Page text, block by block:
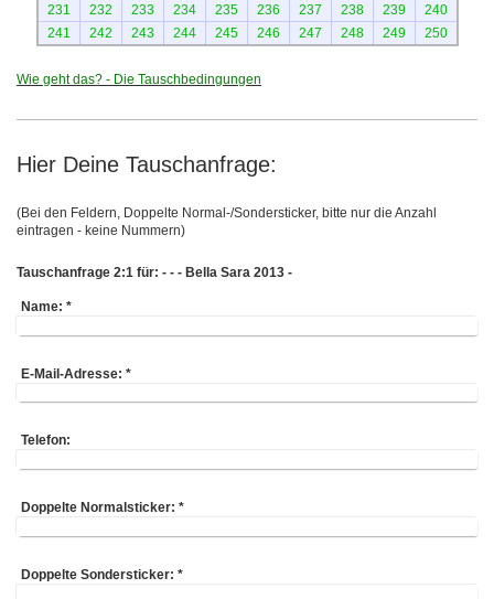
231
232 233 234 235 236 237 238 239
240
241
242 243 244 245 246 247 248 249 250
Wie geht das? - Die Tauschbedingungen
Hier Deine Tauschanfrage:
(Bei den Feldern, Doppelte Normal-/Sondersticker, bitte nur die Anzahl
eintragen - keine Nummern)
Tauschanfrage 2:1 für: - - - Bella Sara 2013 -
Name: *
E-Mail-Adresse: *
Telefon:
Doppelte Normalsticker: *
Doppelte Sondersticker: *